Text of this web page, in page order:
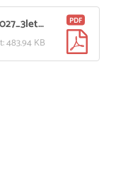
kriteria_prijimaciho_rizeni_2026_2027_3lete_obory_2_kolo.pdf
483.94 KB
PDF